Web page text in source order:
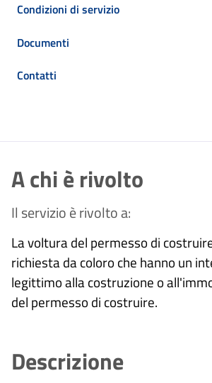
Condizioni di servizio
Documenti
Contatti
A chi è rivolto
Il servizio è rivolto a:
La voltura del permesso di
richiesta da coloro che hanno un
legittimo alla costruzione o
del permesso di costruire.
Descrizione